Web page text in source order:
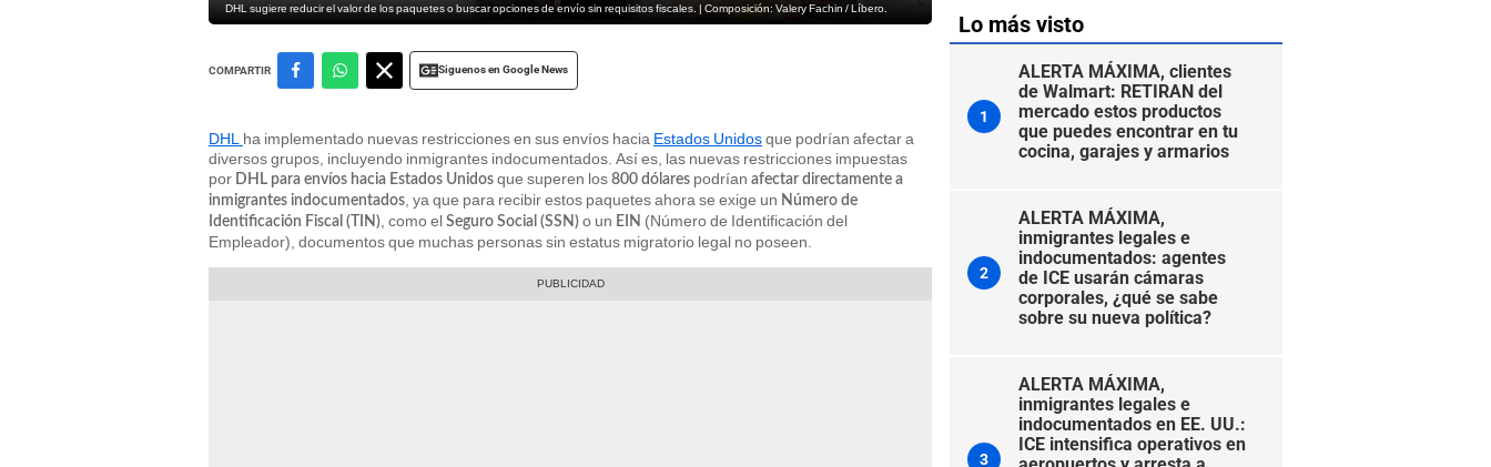
DHL sugiere reducir el valor de los paquetes o buscar opciones de envío sin requisitos fiscales. | Composición: Valery Fachin / Líbero.
COMPARTIR Siguenos en Google News
DHL ha implementado nuevas restricciones en sus envíos hacia Estados Unidosque podrían afectar a
diversos grupos, incluyendo inmigrantes indocumentados. Así es, las nuevas restricciones impuestas
por DHL para envíos hacia Estados Unidos que superen los 800 dólares podrían afectar directamente a
inmigrantes indocumentados , ya que para recibir estos paquetes ahora se exige un Número de
Identificación Fiscal (TIN) , como el Seguro Social (SSN) o un EIN (Número de Identificación del
Empleador), documentos que muchas personas sin estatus migratorio legal no poseen.
Lo más visto
1
ALERTA MÁXIMA, clientes
de Walmart: RETIRAN del
mercado estos productos
que puedes encontrar en tu
cocina, garajes y armarios
2
ALERTA MÁXIMA,
inmigrantes legales e
indocumentados: agentes
de ICE usarán cámaras
corporales, ¿qué se sabe
sobre su nueva política?
3
ALERTA MÁXIMA,
inmigrantes legales e
indocumentados en EE. UU.:
ICE intensifica operativos en